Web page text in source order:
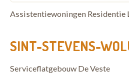
Assistentiewoningen Residentie
SINT-STEVENS-
Serviceflatgebouw De Veste